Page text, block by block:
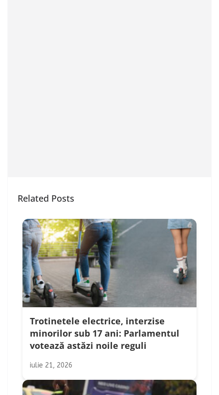
Related Posts
Trotinetele electrice, interzise
minorilor sub 17 ani: Parlamentul
votează astăzi noile reguli
iulie 21, 2026